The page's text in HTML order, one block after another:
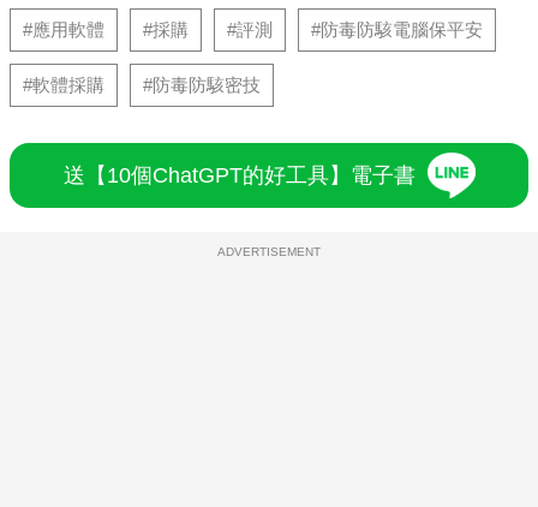
#應用軟體 #採購 #評測 #防毒防駭電腦保平安
#軟體採購 #防毒防駭密技
送【10個ChatGPT的好工具】電子書
ADVERTISEMENT